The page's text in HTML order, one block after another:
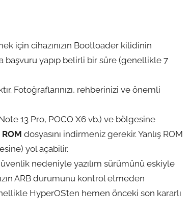
için cihazınızın Bootloader kilidinin
başvuru yapıp belirli bir süre (genellikle 7
Fotoğraflarınızı, rehberinizi ve önemli
13 Pro, POCO X6 vb.) ve bölgesine
dosyasını indirmeniz gerekir. Yanlış ROM
yol açabilir.
nedeniyle yazılım sürümünü eskiyle
ARB durumunu kontrol etmeden
HyperOS’ten hemen önceki son kararlı